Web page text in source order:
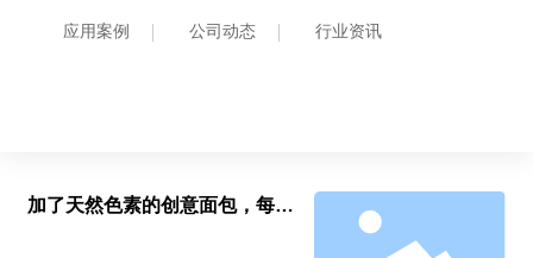
应用案例 公司动态 行业资讯
加了天然色素的创意面包，每一